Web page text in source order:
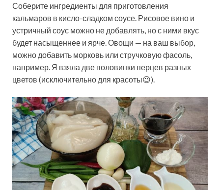
Соберите ингредиенты для приготовления
кальмаров в кисло-сладком соусе. Рисовое вино и
устричный соус можно не добавлять, но с ними вкус
будет насыщеннее и ярче. Овощи — на ваш выбор,
можно добавить морковь или стручковую фасоль,
например. Я взяла две половинки перцев разных
цветов (исключительно для красоты😉).